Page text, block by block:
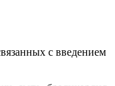
с введением